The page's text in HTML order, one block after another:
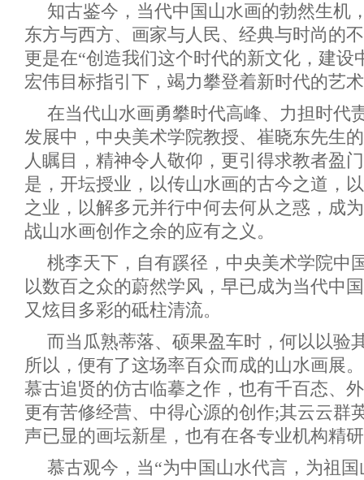
知古鉴今，当代中国山水画的勃然生机
东方与西方、画家与人民、经典与时尚的
更是在“创造我们这个时代的新文化，建设
宏伟目标指引下，竭力攀登着新时代的艺
在当代山水画勇攀时代高峰、力担时代
发展中，中央美术学院教授、崔晓东先生
人瞩目，精神令人敬仰，更引得求教者盈
是，开坛授业，以传山水画的古今之道，
之业，以解多元并行中何去何从之惑，成
战山水画创作之余的应有之义。
桃李天下，自有蹊径，中央美术学院中
以数百之众的蔚然学风，早已成为当代中
又炫目多彩的砥柱清流。
而当瓜熟蒂落、硕果盈车时，何以以验
所以，便有了这场率百众而成的山水画展
慕古追贤的仿古临摹之作，也有千百态、
更有苦修经营、中得心源的创作;其云云群
声已显的画坛新星，也有在各专业机构
慕古观今，当“为中国山水代言，为祖